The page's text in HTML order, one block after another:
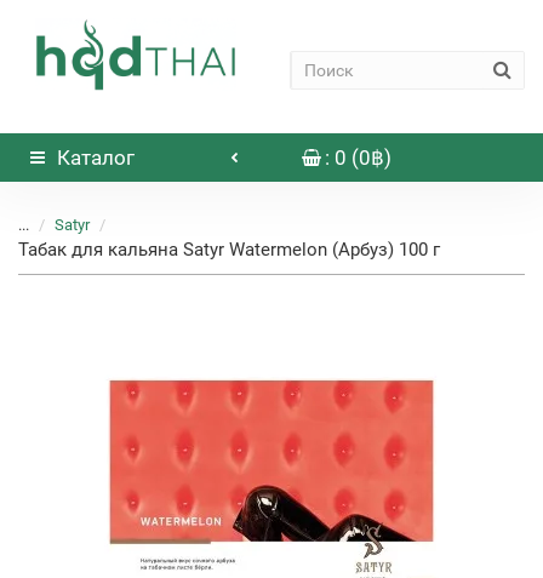
Каталог : 0 (0฿)
... Satyr
Табак для кальяна Satyr Watermelon (Арбуз) 100 г